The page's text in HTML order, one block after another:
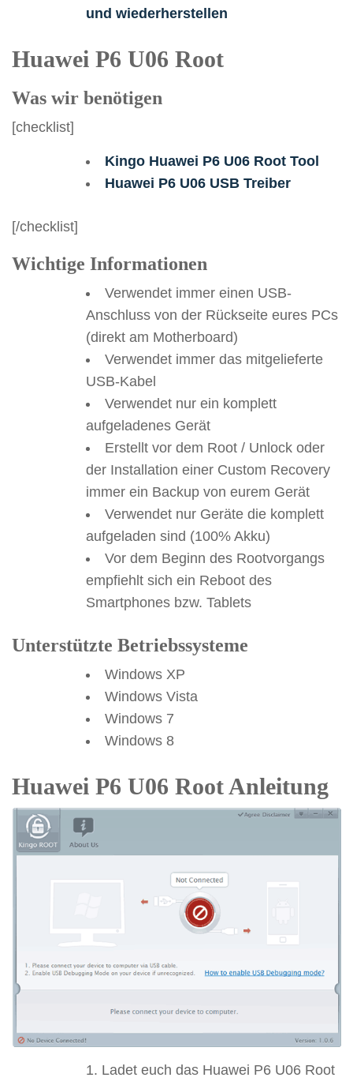
und wiederherstellen
Huawei P6 U06 Root
Was wir benötigen
[checklist]
Kingo Huawei P6 U06 Root Tool
Huawei P6 U06 USB Treiber
[/checklist]
Wichtige Informationen
Verwendet immer einen USB-
Anschluss von der Rückseite eures PCs
(direkt am Motherboard)
Verwendet immer das mitgelieferte
USB-Kabel
Verwendet nur ein komplett
aufgeladenes Gerät
Erstellt vor dem Root / Unlock oder
der Installation einer Custom Recovery
immer ein Backup von eurem Gerät
Verwendet nur Geräte die komplett
aufgeladen sind (100% Akku)
Vor dem Beginn des Rootvorgangs
empfiehlt sich ein Reboot des
Smartphones bzw. Tablets
Unterstützte Betriebssysteme
Windows XP
Windows Vista
Windows 7
Windows 8
Huawei P6 U06 Root Anleitung
Ladet euch das Huawei P6 U06 Root